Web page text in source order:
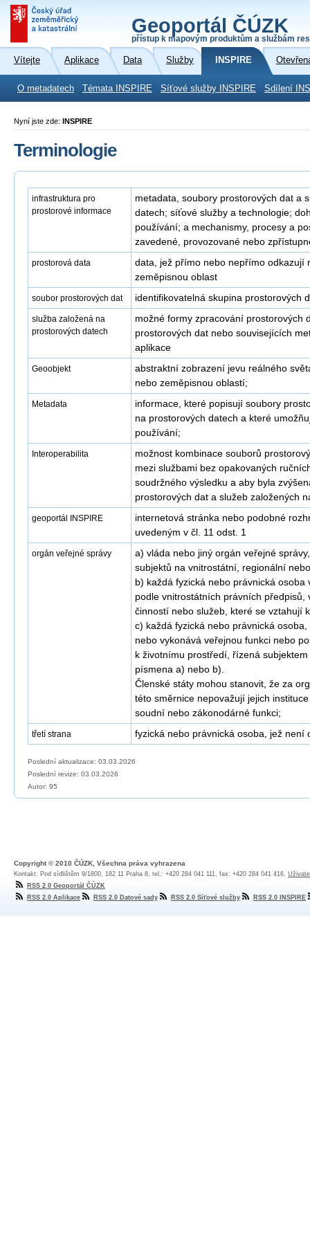
Geoportál ČÚZK
přístup k mapovým produktům a službám
Vítejte Aplikace Data Služby INSPIRE
O metadatech Témata INSPIRE Síťové služby INSPIRE Sdílení
Nyní jste zde: INSPIRE
Terminologie
infrastruktura pro
prostorové informace
metadata, soubory prostorových dat a
datech; síťové služby a technologie;
používání; a mechanismy, procesy a
zavedené, provozované nebo
prostorová data
data, jež přímo nebo nepřímo odkazují
zeměpisnou oblast
soubor prostorových dat identifikovatelná skupina prostorových
služba založená na
prostorových datech
možné formy zpracování prostorových
prostorových dat nebo souvisejících
aplikace
Geoobjekt
abstraktní zobrazení jevu reálného
nebo zeměpisnou oblastí;
Metadata
informace, které popisují soubory
na prostorových datech a které
používání;
Interoperabilita
možnost kombinace souborů
mezi službami bez opakovaných
soudržného výsledku a aby byla
prostorových dat a služeb založených
geoportál INSPIRE
internetová stránka nebo podobné
uvedeným v čl. 11 odst. 1
orgán veřejné správy
a) vláda nebo jiný orgán veřejné
subjektů na vnitrostátní, regionální
b) každá fyzická nebo právnická
podle vnitrostátních právních předpisů,
činností nebo služeb, které se vztahují
c) každá fyzická nebo právnická
nebo vykonává veřejnou funkci nebo
k životnímu prostředí, řízená
písmena a) nebo b).
Členské státy mohou stanovit, že za
této směrnice nepovažují jejich
soudní nebo zákonodárné funkci;
třetí strana fyzická nebo právnická osoba, jež není
Poslední aktualizace: 03.03.2026
Poslední revize: 03.03.2026
Autor: 95
Copyright © 2010 ČÚZK, Všechna práva vyhrazena
Kontakt: Pod sídlištěm 9/1800, 182 11 Praha 8, tel.: +420 284 041 111, fax: +420 284 041 416,
RSS 2.0 Geoportál ČÚZK
RSS 2.0 Aplikace
RSS 2.0 Datové sady RSS 2.0 Síťové služby RSS 2.0 INSPIRE